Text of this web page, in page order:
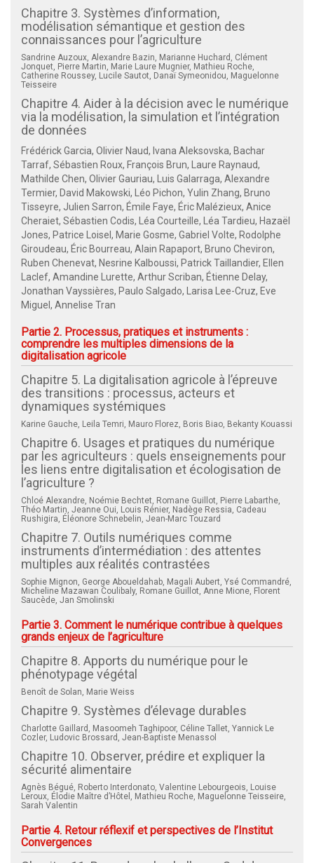
Chapitre 3. Systèmes d’information,
modélisation sémantique et gestion des
connaissances pour l’agriculture
Sandrine Auzoux, Alexandre Bazin, Marianne Huchard, Clément
Jonquet, Pierre Martin, Marie Laure Mugnier, Mathieu Roche,
Catherine Roussey, Lucile Sautot, Danaï Symeonidou, Maguelonne
Teisseire
Chapitre 4. Aider à la décision avec le numérique
via la modélisation, la simulation et l’intégration
de données
Frédérick Garcia, Olivier Naud, Ivana Aleksovska, Bachar
Tarraf, Sébastien Roux, François Brun, Laure Raynaud,
Mathilde Chen, Olivier Gauriau, Luis Galarraga, Alexandre
Termier, David Makowski, Léo Pichon, Yulin Zhang, Bruno
Tisseyre, Julien Sarron, Émile Faye, Éric Malézieux, Anice
Cheraiet, Sébastien Codis, Léa Courteille, Léa Tardieu, Hazaël
Jones, Patrice Loisel, Marie Gosme, Gabriel Volte, Rodolphe
Giroudeau, Éric Bourreau, Alain Rapaport, Bruno Cheviron,
Ruben Chenevat, Nesrine Kalboussi, Patrick Taillandier, Ellen
Laclef, Amandine Lurette, Arthur Scriban, Étienne Delay,
Jonathan Vayssières, Paulo Salgado, Larisa Lee-Cruz, Eve
Miguel, Annelise Tran
Partie 2. Processus, pratiques et instruments :
comprendre les multiples dimensions de la
digitalisation agricole
Chapitre 5. La digitalisation agricole à l’épreuve
des transitions : processus, acteurs et
dynamiques systémiques
Karine Gauche, Leila Temri, Mauro Florez, Boris Biao, Bekanty Kouassi
Chapitre 6. Usages et pratiques du numérique
par les agriculteurs : quels enseignements pour
les liens entre digitalisation et écologisation de
l’agriculture ?
Chloé Alexandre, Noémie Bechtet, Romane Guillot, Pierre Labarthe,
Théo Martin, Jeanne Oui, Louis Rénier, Nadège Ressia, Cadeau
Rushigira, Éléonore Schnebelin, Jean-Marc Touzard
Chapitre 7. Outils numériques comme
instruments d’intermédiation : des attentes
multiples aux réalités contrastées
Sophie Mignon, George Aboueldahab, Magali Aubert, Ysé Commandré,
Micheline Mazawan Coulibaly, Romane Guillot, Anne Mione, Florent
Saucède, Jan Smolinski
Partie 3. Comment le numérique contribue à quelques
grands enjeux de l’agriculture
Chapitre 8. Apports du numérique pour le
phénotypage végétal
Benoît de Solan, Marie Weiss
Chapitre 9. Systèmes d’élevage durables
Charlotte Gaillard, Masoomeh Taghipoor, Céline Tallet, Yannick Le
Cozler, Ludovic Brossard, Jean-Baptiste Menassol
Chapitre 10. Observer, prédire et expliquer la
sécurité alimentaire
Agnès Bégué, Roberto Interdonato, Valentine Lebourgeois, Louise
Leroux, Élodie Maître d’Hôtel, Mathieu Roche, Maguelonne Teisseire,
Sarah Valentin
Partie 4. Retour réflexif et perspectives de l’Institut
Convergences